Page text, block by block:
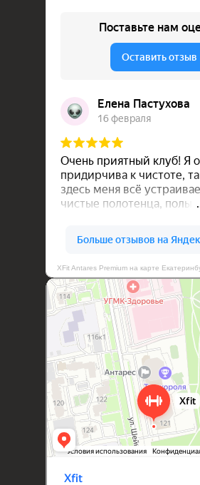
XFit Antares Premium
Фитнес-клуб в Екатеринбурге
Спортивный клуб, секция в Екатеринбурге